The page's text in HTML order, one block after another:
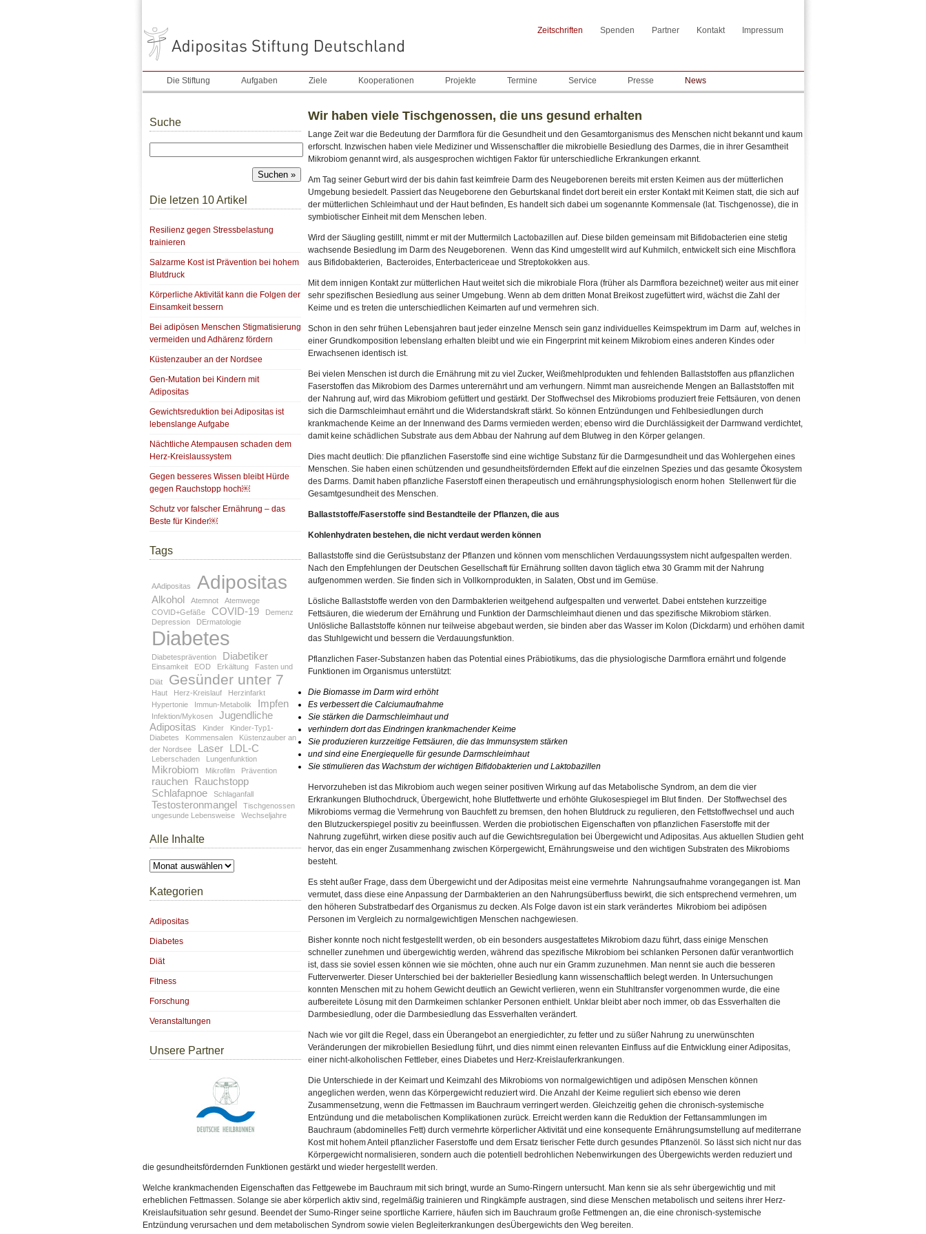
Zeitschriften Spenden Partner Kontakt Impressum
Die Stiftung Aufgaben Ziele Kooperationen Projekte Termine Service Presse News
Suche
Die letzen 10 Artikel
Resilienz gegen Stressbelastung
trainieren
Salzarme Kost ist Prävention bei hohem
Blutdruck
Körperliche Aktivität kann die Folgen der
Einsamkeit bessern
Bei adipösen Menschen Stigmatisierung
vermeiden und Adhärenz fördern
Küstenzauber an der Nordsee
Gen-Mutation bei Kindern mit
Adipositas
Gewichtsreduktion bei Adipositas ist
lebenslange Aufgabe
Nächtliche Atempausen schaden dem
Herz-Kreislaussystem
Gegen besseres Wissen bleibt Hürde
gegen Rauchstopp hoch￼
Schutz vor falscher Ernährung – das
Beste für Kinder￼
Tags
AAdipositas Adipositas
Alkohol Atemnot
Atemwege
COVID+Gefäße
COVID-19
Demenz
Depression
DErmatologie
Diabetes
Diabetesprävention Diabetiker
Einsamkeit EOD Erkältung
Fasten und
Diät
Gesünder unter 7
Haut Herz-Kreislauf
Herzinfarkt
Hypertonie
Immun-Metabolik Impfen
Infektion/Mykosen
Jugendliche
Adipositas
Kinder
Kinder-Typ1-
Diabetes
Kommensalen
Küstenzauber an
der Nordsee
Laser LDL-C
Leberschaden Lungenfunktion
Mikrobiom Mikrofilm Prävention
rauchen Rauchstopp
Schlafapnoe
Schlaganfall
Testosteronmangel
Tischgenossen
ungesunde Lebensweise
Wechseljahre
Alle Inhalte
Alle
Inhalte
Kategorien
Adipositas
Diabetes
Diät
Fitness
Forschung
Veranstaltungen
Unsere Partner
Wir haben viele Tischgenossen, die uns gesund erhalten
Lange Zeit war die Bedeutung der Darmflora für die Gesundheit und den Gesamtorganismus des Menschen nicht bekannt und kaum
erforscht. Inzwischen haben viele Mediziner und Wissenschaftler die mikrobielle Besiedlung des Darmes, die in ihrer Gesamtheit
Mikrobiom genannt wird, als ausgesprochen wichtigen Faktor für unterschiedliche Erkrankungen erkannt.
Am Tag seiner Geburt wird der bis dahin fast keimfreie Darm des Neugeborenen bereits mit ersten Keimen aus der mütterlichen
Umgebung besiedelt. Passiert das Neugeborene den Geburtskanal findet dort bereit ein erster Kontakt mit Keimen statt, die sich auf
der mütterlichen Schleimhaut und der Haut befinden, Es handelt sich dabei um sogenannte Kommensale (lat. Tischgenosse), die in
symbiotischer Einheit mit dem Menschen leben.
Wird der Säugling gestillt, nimmt er mit der Muttermilch Lactobazillen auf. Diese bilden gemeinsam mit Bifidobacterien eine stetig
wachsende Besiedlung im Darm des Neugeborenen. Wenn das Kind umgestellt wird auf Kuhmilch, entwickelt sich eine Mischflora
aus Bifidobakterien, Bacteroides, Enterbactericeae und Streptokokken aus.
Mit dem innigen Kontakt zur mütterlichen Haut weitet sich die mikrobiale Flora (früher als Darmflora bezeichnet) weiter aus mit einer
sehr spezifischen Besiedlung aus seiner Umgebung. Wenn ab dem dritten Monat Breikost zugefüttert wird, wächst die Zahl der
Keime und es treten die unterschiedlichen Keimarten auf und vermehren sich.
Schon in den sehr frühen Lebensjahren baut jeder einzelne Mensch sein ganz individuelles Keimspektrum im Darm auf, welches in
einer Grundkomposition lebenslang erhalten bleibt und wie ein Fingerprint mit keinem Mikrobiom eines anderen Kindes oder
Erwachsenen identisch ist.
Bei vielen Menschen ist durch die Ernährung mit zu viel Zucker, Weißmehlprodukten und fehlenden Ballaststoffen aus pflanzlichen
Faserstoffen das Mikrobiom des Darmes unterernährt und am verhungern. Nimmt man ausreichende Mengen an Ballaststoffen mit
der Nahrung auf, wird das Mikrobiom gefüttert und gestärkt. Der Stoffwechsel des Mikrobioms produziert freie Fettsäuren, von denen
sich die Darmschleimhaut ernährt und die Widerstandskraft stärkt. So können Entzündungen und Fehlbesiedlungen durch
krankmachende Keime an der Innenwand des Darms vermieden werden; ebenso wird die Durchlässigkeit der Darmwand verdichtet,
damit keine schädlichen Substrate aus dem Abbau der Nahrung auf dem Blutweg in den Körper gelangen.
Dies macht deutlich: Die pflanzlichen Faserstoffe sind eine wichtige Substanz für die Darmgesundheit und das Wohlergehen eines
Menschen. Sie haben einen schützenden und gesundheitsfördernden Effekt auf die einzelnen Spezies und das gesamte Ökosystem
des Darms. Damit haben pflanzliche Faserstoff einen therapeutisch und ernährungsphysiologisch enorm hohen Stellenwert für die
Gesamtgesundheit des Menschen.
Ballaststoffe/Faserstoffe sind Bestandteile der Pflanzen, die aus
Kohlenhydraten bestehen, die nicht verdaut werden können
Ballaststoffe sind die Gerüstsubstanz der Pflanzen und können vom menschlichen Verdauungssystem nicht aufgespalten werden.
Nach den Empfehlungen der Deutschen Gesellschaft für Ernährung sollten davon täglich etwa 30 Gramm mit der Nahrung
aufgenommen werden. Sie finden sich in Vollkornprodukten, in Salaten, Obst und im Gemüse.
Lösliche Ballaststoffe werden von den Darmbakterien weitgehend aufgespalten und verwertet. Dabei entstehen kurzzeitige
Fettsäuren, die wiederum der Ernährung und Funktion der Darmschleimhaut dienen und das spezifische Mikrobiom stärken.
Unlösliche Ballaststoffe können nur teilweise abgebaut werden, sie binden aber das Wasser im Kolon (Dickdarm) und erhöhen damit
das Stuhlgewicht und bessern die Verdauungsfunktion.
Pflanzlichen Faser-Substanzen haben das Potential eines Präbiotikums, das die physiologische Darmflora ernährt und folgende
Funktionen im Organismus unterstützt:
Die Biomasse im Darm wird erhöht
Es verbessert die Calciumaufnahme
Sie stärken die Darmschleimhaut und
verhindern dort das Eindringen krankmachender Keime
Sie produzieren kurzzeitige Fettsäuren, die das Immunsystem stärken
und sind eine Energiequelle für gesunde Darmschleimhaut
Sie stimulieren das Wachstum der wichtigen Bifidobakterien und Laktobazillen
Hervorzuheben ist das Mikrobiom auch wegen seiner positiven Wirkung auf das Metabolische Syndrom, an dem die vier
Erkrankungen Bluthochdruck, Übergewicht, hohe Blutfettwerte und erhöhte Glukosespiegel im Blut finden. Der Stoffwechsel des
Mikrobioms vermag die Vermehrung von Bauchfett zu bremsen, den hohen Blutdruck zu regulieren, den Fettstoffwechsel und auch
den Blutzuckerspiegel positiv zu beeinflussen. Werden die probiotischen Eigenschaften von pflanzlichen Faserstoffe mit der
Nahrung zugeführt, wirken diese positiv auch auf die Gewichtsregulation bei Übergewicht und Adipositas. Aus aktuellen Studien geht
hervor, das ein enger Zusammenhang zwischen Körpergewicht, Ernährungsweise und den wichtigen Substraten des Mikrobioms
besteht.
Es steht außer Frage, dass dem Übergewicht und der Adipositas meist eine vermehrte Nahrungsaufnahme vorangegangen ist. Man
vermutet, dass diese eine Anpassung der Darmbakterien an den Nahrungsüberfluss bewirkt, die sich entsprechend vermehren, um
den höheren Substratbedarf des Organismus zu decken. Als Folge davon ist ein stark verändertes Mikrobiom bei adipösen
Personen im Vergleich zu normalgewichtigen Menschen nachgewiesen.
Bisher konnte noch nicht festgestellt werden, ob ein besonders ausgestattetes Mikrobiom dazu führt, dass einige Menschen
schneller zunehmen und übergewichtig werden, während das spezifische Mikrobiom bei schlanken Personen dafür verantwortlich
ist, dass sie soviel essen können wie sie möchten, ohne auch nur ein Gramm zuzunehmen. Man nennt sie auch die besseren
Futterverwerter. Dieser Unterschied bei der bakterieller Besiedlung kann wissenschaftlich belegt werden. In Untersuchungen
konnten Menschen mit zu hohem Gewicht deutlich an Gewicht verlieren, wenn ein Stuhltransfer vorgenommen wurde, die eine
aufbereitete Lösung mit den Darmkeimen schlanker Personen enthielt. Unklar bleibt aber noch immer, ob das Essverhalten die
Darmbesiedlung, oder die Darmbesiedlung das Essverhalten verändert.
Nach wie vor gilt die Regel, dass ein Überangebot an energiedichter, zu fetter und zu süßer Nahrung zu unerwünschten
Veränderungen der mikrobiellen Besiedlung führt, und dies nimmt einen relevanten Einfluss auf die Entwicklung einer Adipositas,
einer nicht-alkoholischen Fettleber, eines Diabetes und Herz-Kreislauferkrankungen.
Die Unterschiede in der Keimart und Keimzahl des Mikrobioms von normalgewichtigen und adipösen Menschen können
angeglichen werden, wenn das Körpergewicht reduziert wird. Die Anzahl der Keime reguliert sich ebenso wie deren
Zusammensetzung, wenn die Fettmassen im Bauchraum verringert werden. Gleichzeitig gehen die chronisch-systemische
Entzündung und die metabolischen Komplikationen zurück. Erreicht werden kann die Reduktion der Fettansammlungen im
Bauchraum (abdominelles Fett) durch vermehrte körperlicher Aktivität und eine konsequente Ernährungsumstellung auf mediterrane
Kost mit hohem Anteil pflanzlicher Faserstoffe und dem Ersatz tierischer Fette durch gesundes Pflanzenöl. So lässt sich nicht nur das
Körpergewicht normalisieren, sondern auch die potentiell bedrohlichen Nebenwirkungen des Übergewichts werden reduziert und
die gesundheitsfördernden Funktionen gestärkt und wieder hergestellt werden.
Welche krankmachenden Eigenschaften das Fettgewebe im Bauchraum mit sich bringt, wurde an Sumo-Ringern untersucht. Man kenn sie als sehr übergewichtig und mit
erheblichen Fettmassen. Solange sie aber körperlich aktiv sind, regelmäßig trainieren und Ringkämpfe austragen, sind diese Menschen metabolisch und seitens ihrer Herz-
Kreislaufsituation sehr gesund. Beendet der Sumo-Ringer seine sportliche Karriere, häufen sich im Bauchraum große Fettmengen an, die eine chronisch-systemische
Entzündung verursachen und dem metabolischen Syndrom sowie vielen Begleiterkrankungen desÜbergewichts den Weg bereiten.